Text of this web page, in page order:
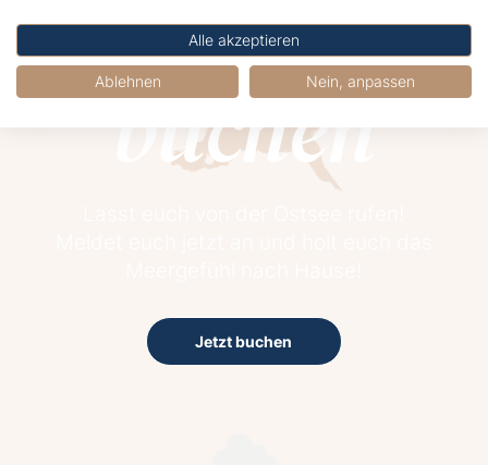
Jetzt
buchen
Jetzt buchen
Alle akzeptieren
Ablehnen Nein, anpassen